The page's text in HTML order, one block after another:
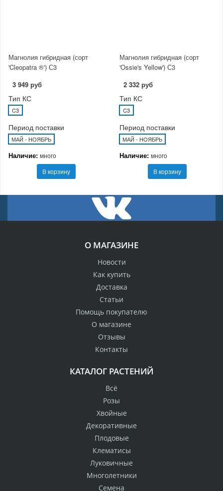
Магнолия гибридная (сорт
'Cleopatra ®') С3
3 949 руб
Тип КС
C3
Период поставки
МАЙ - НОЯБРЬ
Наличие: много
В корзину
Магнолия гибридная (сорт
'Ossie's Yellow') С3
2 332 руб
Тип КС
C3
Период поставки
МАЙ - НОЯБРЬ
Наличие: много
В корзину
О МАГАЗИНЕ
Новости
Как купить
Доставка
Статьи
Помощь покупателю
О магазине
Отзывы
Контакты
КАТАЛОГ РАСТЕНИЙ
Всё
Розы
Хвойные
Декоративные
Плодовые
Клематисы
Луковичные
Многолетники
Семена